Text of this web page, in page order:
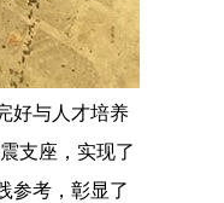
好与人才培养
支座，实现了
参考，彰显了